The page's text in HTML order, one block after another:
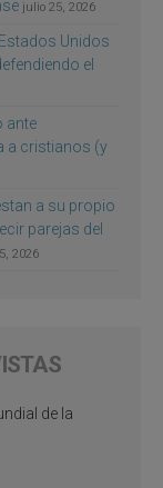
julio 25, 2026
Unidos
el
ante
a cristianos (y
a su propio
parejas del
2026
de la